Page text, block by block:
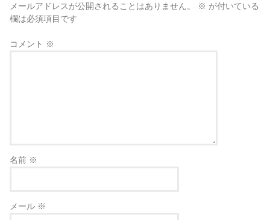
メールアドレスが公開されることはありません。 ※ が付いている
欄は必須項目です
コメント ※
名前 ※
メール ※